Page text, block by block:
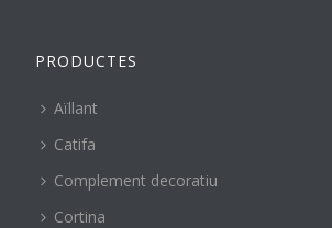
PRODUCTES
Aïllant
Catifa
Complement decoratiu
Cortina